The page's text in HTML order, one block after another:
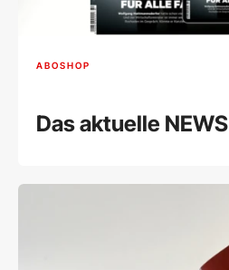
ABOSHOP
Das aktuelle NEWS